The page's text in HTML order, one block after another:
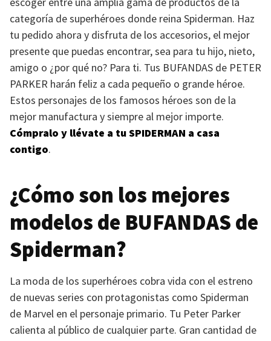
categoría de superhéroes donde reina Spiderman. Haz
tu pedido ahora y disfruta de los accesorios, el mejor
presente que puedas encontrar, sea para tu hijo, nieto,
amigo o ¿por qué no? Para ti. Tus BUFANDAS de PETER
PARKER harán feliz a cada pequeño o grande héroe.
Estos personajes de los famosos héroes son de la
mejor manufactura y siempre al mejor importe.
Cómpralo y llévate a tuSPIDERMAN a casa
contigo.
¿Cómo son los mejores
modelos de BUFANDAS de
Spiderman?
La moda de los superhéroes cobra vida con el estreno
de nuevas series con protagonistas como Spiderman
de Marvel en el personaje primario. Tu Peter Parker
calienta al público de cualquier parte. Gran cantidad de